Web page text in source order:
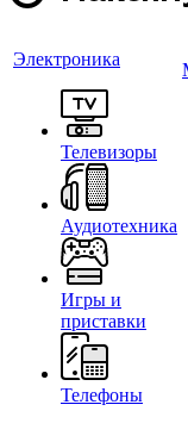
Электроника
Телевизоры
Аудиотехника
Игры и
приставки
Телефоны